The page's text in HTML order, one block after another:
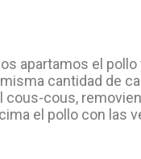
apartamos el
cantidad de
cous,
el pollo con las